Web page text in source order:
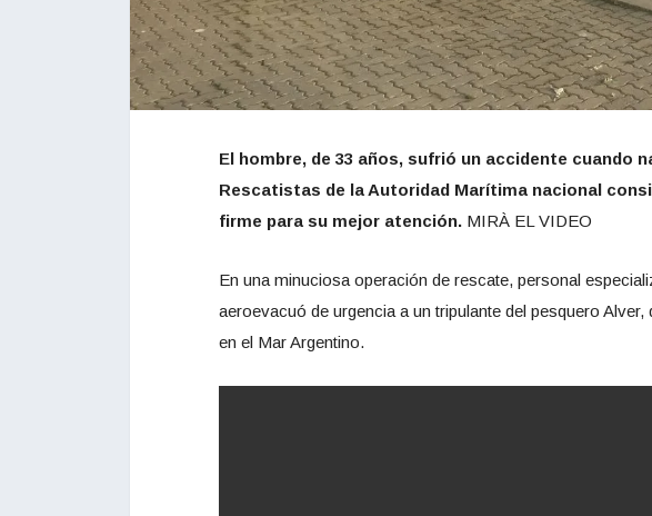
El hombre, de 33 años, sufrió un accidente cuando
Rescatistas de la Autoridad Marítima nacional
firme para su mejor atención. MIRÀ EL VIDEO
En una minuciosa operación de rescate, personal
aeroevacuó de urgencia a un tripulante del pesquero
en el Mar Argentino.